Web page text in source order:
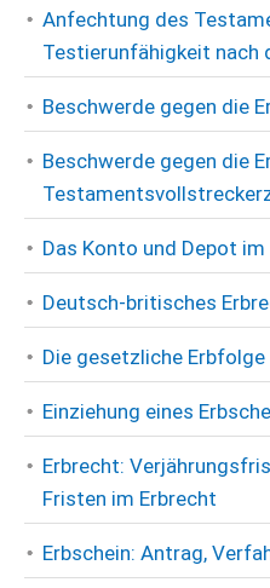
Anfechtung des
Testierunfähigkeit nach
Beschwerde gegen die
Beschwerde gegen die
Das Konto und Depot im
Deutsch-britisches
Die gesetzliche Erbfolge
Einziehung eines
Erbrecht:
Fristen im Erbrecht
Erbschein: Antrag,